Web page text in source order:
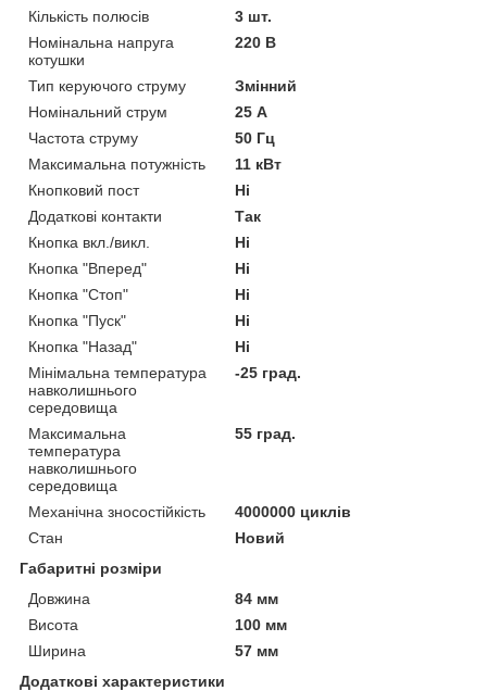
Кількість полюсів
3 шт.
Номінальна напруга
котушки
220 В
Тип керуючого струму
Змінний
Номінальний струм
25 А
Частота струму
50 Гц
Максимальна потужність
11 кВт
Кнопковий пост
Ні
Додаткові контакти
Так
Кнопка вкл./викл.
Ні
Кнопка "Вперед"
Ні
Кнопка "Стоп"
Ні
Кнопка "Пуск"
Ні
Кнопка "Назад"
Ні
Мінімальна температура
навколишнього
середовища
-25 град.
Максимальна
температура
навколишнього
середовища
55 град.
Механічна зносостійкість
4000000 циклів
Стан
Новий
Габаритні розміри
Довжина
84 мм
Висота
100 мм
Ширина
57 мм
Додаткові характеристики